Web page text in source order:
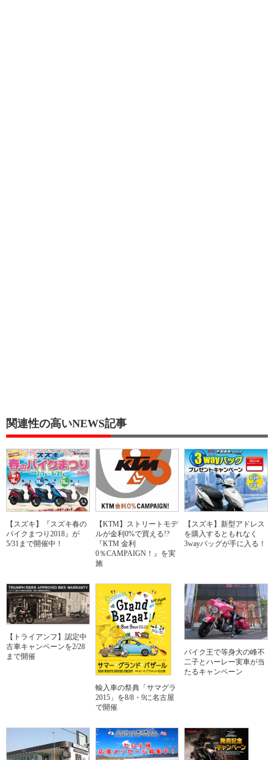
関連性の高いNEWS記事
【スズキ】『スズキ春の
バイクまつり2018』が
5/31まで開催中！
【KTM】ストリートモデ
ルが金利0%で買える!?
『KTM 金利
0％CAMPAIGN！』を実
施
【スズキ】新型アドレス
を購入するともれなく
3wayバッグが手に入る！
【トライアンフ】認定中
古車キャンペーンを2/28
まで開催
輸入車の祭典「サマグラ
2015」を8/8・9に名古屋
で開催
バイク王で等身大の峰不
二子とハーレー実車が当
たるキャンペーン